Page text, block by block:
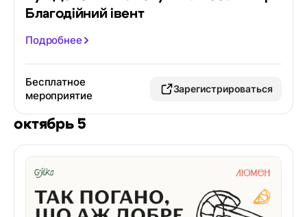
Благодійний івент
Подробнее
Бесплатное
мероприятие
Зарегистрироваться
октябрь 5